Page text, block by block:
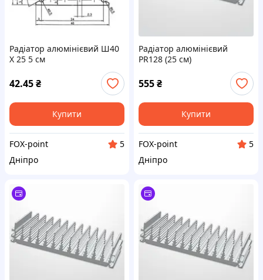
Радіатор алюмінієвий Ш40
Х 25 5 см
42.45₴
Купити
FOX-point
5
Дніпро
Радіатор алюмінієвий
PR128 (25 см)
555₴
Купити
FOX-point
5
Дніпро